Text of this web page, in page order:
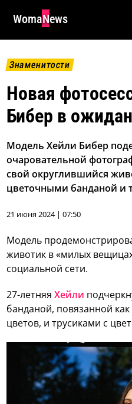
WomaNews
Знаменитости
Новая
Бибер в
Модель Хейли Бибер
очаровательной
свой округлившийся
цветочными банданой и
21 июня 2024 | 07:50
Модель
животик в «милых
социальной сети.
27-летняяХейли
банданой, повязанной
цветов, и трусиками с